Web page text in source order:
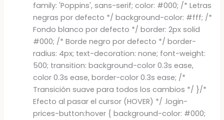
family: 'Poppins', sans-serif; color: #000; /* Letras
negras por defecto */ background-color: #fff; /*
Fondo blanco por defecto */ border: 2px solid
#000; /* Borde negro por defecto */ border-
radius: 4px; text-decoration: none; font-weight:
500; transition: background-color 0.3s ease,
color 0.3s ease, border-color 0.3s ease; /*
Transición suave para todos los cambios */ }/*
Efecto al pasar el cursor (HOVER) */ .login-
prices-button:hover { background-color: #000;